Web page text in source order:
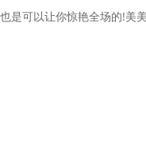
可以让你惊艳全场的!美